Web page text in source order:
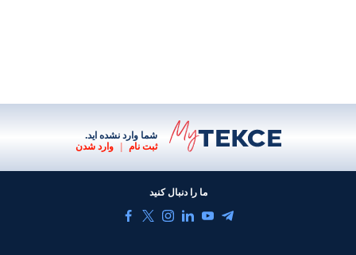
شما وارد نشده اید.
ثبت نام
| وارد شدن
ما را دنبال کنید